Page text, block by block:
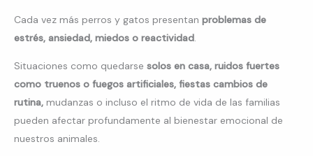
Cada vez más perros y gatos presentan problemas de
estrés, ansiedad, miedos o reactividad.
Situaciones como quedarse solos en casa, ruidos fuertes
como truenos o fuegos artificiales, fiestas cambios de
rutina, mudanzas o incluso el ritmo de vida de las familias
pueden afectar profundamente al bienestar emocional de
nuestros animales.